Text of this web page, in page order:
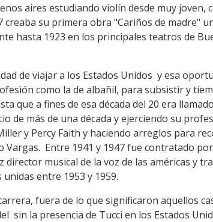
aires estudiando violín desde muy joven,
su primera obra "Cariños de madre"
hasta 1923 en los principales teatros de
de viajar a los Estados Unidos y esa
como la de albañil, para subsistir y
que a fines de esa década del 20 era
de más de una década y ejerciendo su
y Percy Faith y haciendo arreglos para
Vargas. Entre 1941 y 1947 fue contratado
musical de la voz de las américas y
entre 1953 y 1959.
fuera de lo que significaron aquellos
sin la presencia de Tucci en los Estados